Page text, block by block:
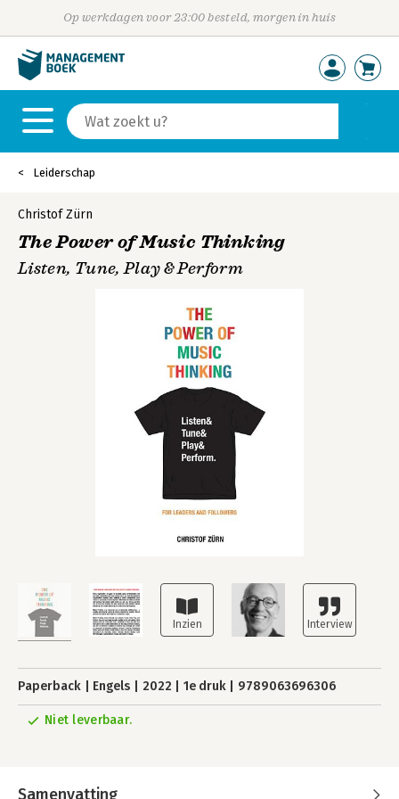
Op werkdagen voor 23:00 besteld, morgen in huis
Leiderschap
Christof Zürn
The Power of Music Thinking
Listen, Tune, Play & Perform
Paperback Engels 2022 1e druk 9789063696306
Niet leverbaar.
Samenvatting